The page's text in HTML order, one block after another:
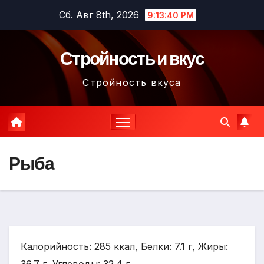
содержимому
Сб. Авг 8th, 2026 9:13:41 PM
Стройность и вкус
Стройность вкуса
Рыба
Калорийность: 285 ккал, Белки: 7.1 г, Жиры: